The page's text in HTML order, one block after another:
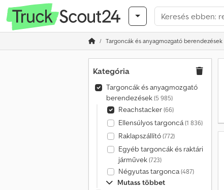
Targoncák és anyagmozgató berendezések
Kategória
Targoncák és anyagmozgató
berendezések(5 985)
Reachstacker(66)
Ellensúlyos targoncá(1 836)
Raklapszállító(772)
Egyéb targoncák és raktári
járművek(723)
Négyutas targonca(487)
Mutass többet